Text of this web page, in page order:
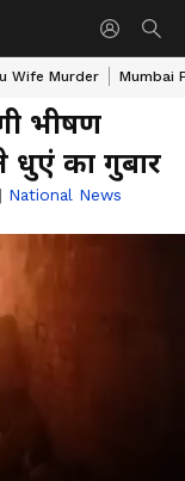
Wife Murder Mumbai
भीषण
का गुबार
| National News